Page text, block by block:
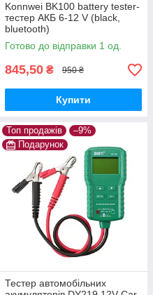
Konnwei BK100 battery tester-
тестер АКБ 6-12 V (black,
bluetooth)
Готово до відправки 1 од.
845,50 ₴ 950 ₴
Купити
Топ продажів
–9%
Подарунок
Тестер автомобільних